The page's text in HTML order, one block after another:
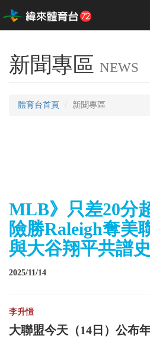
新聞專區 NEWS
體育台首頁 新聞專區
MLB》只差20分
險勝Raleigh奪美
與大谷翔平共譜
2025/11/14
李升愷
大聯盟今天（14日）公布